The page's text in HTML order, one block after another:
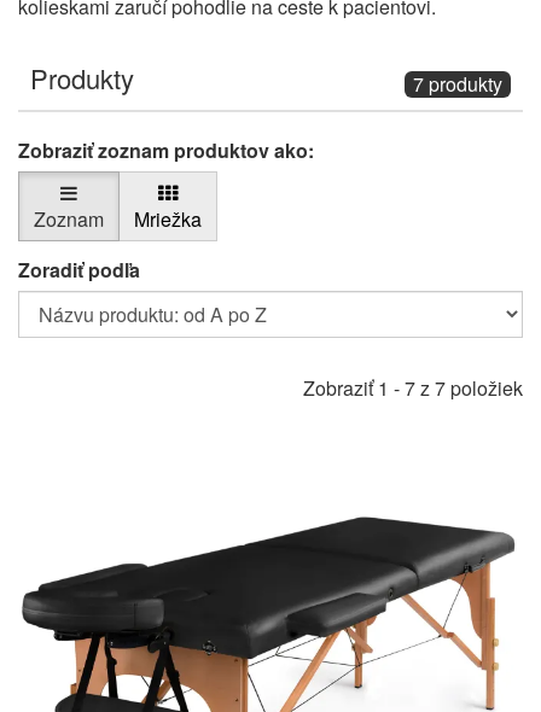
kolieskami zaručí pohodlie na ceste k pacientovi.
Produkty 7 produkty
Zobraziť zoznam produktov ako:
Zoznam
Mriežka
Zoradiť podľa
Zobraziť 1 - 7 z 7 položiek